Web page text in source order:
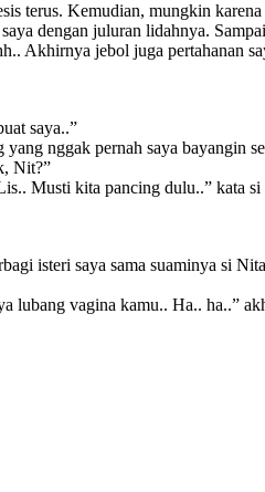
terus. Kemudian, mungkin
dengan juluran lidahnya.
Akhirnya jebol juga pertahanan
saya..”
nggak pernah saya bayangin
Nit?”
Musti kita pancing dulu..” kata si
isteri saya sama suaminya si
lubang vagina kamu.. Ha.. ha..”